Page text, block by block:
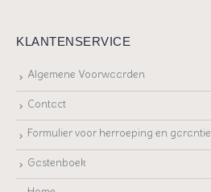
KLANTENSERVICE
Algemene Voorwaarden
Contact
Formulier voor herroeping en garantie
Gastenboek